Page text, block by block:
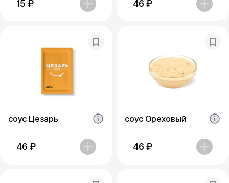
15 ₽ 46 ₽
соус Цезарь
46 ₽
соус Ореховый
46 ₽